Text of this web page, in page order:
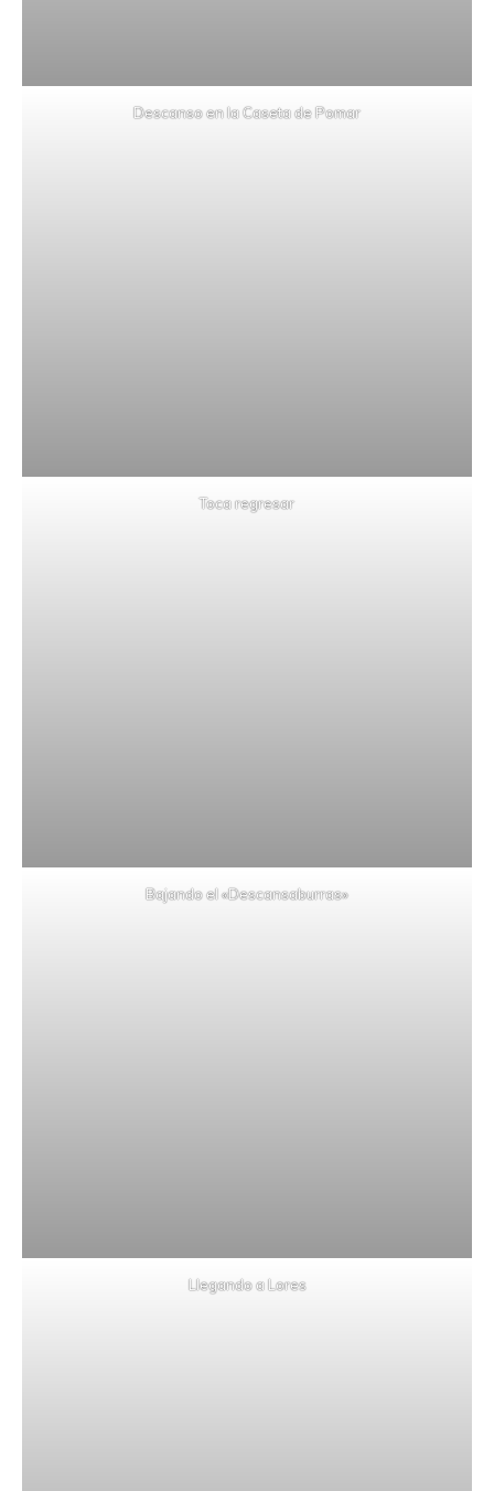
Descanso en la Caseta de Pomar
Toca regresar
Bajando el «Descansaburras»
Llegando a Lores